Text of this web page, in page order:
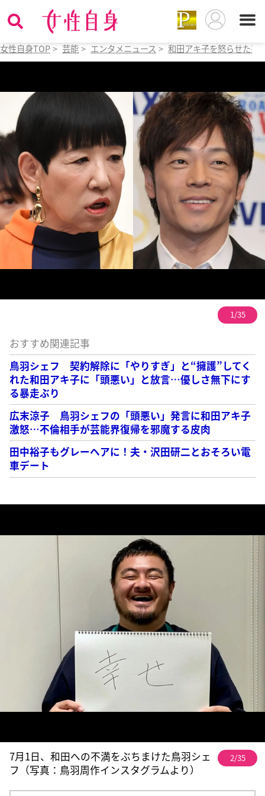
女性自身TOP > 芸能 > エンタメニュース > 和田アキ子を怒らせた
1/35
おすすめ関連記事
鳥羽シェフ 契約解除に「やりすぎ」と“擁護”してく
れた和田アキ子に「頭悪い」と放言…優しさ無下にす
る暴走ぶり
広末涼子 鳥羽シェフの「頭悪い」発言に和田アキ子
激怒…不倫相手が芸能界復帰を邪魔する皮肉
田中裕子もグレーヘアに！夫・沢田研二とおそろい電
車デート
7月1日、和田への不満をぶちまけた鳥羽シェ
フ（写真：鳥羽周作インスタグラムより）
2/35